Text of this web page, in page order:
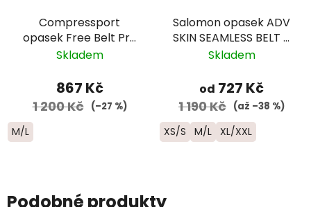
Compressport
opasek Free Belt Pro
- žlutá
Skladem
867 Kč
1 200 Kč (–27 %)
M/L
Salomon opasek ADV
SKIN SEAMLESS BELT –
černý
Skladem
od 727 Kč
1 190 Kč (až –38 %)
XS/S M/L XL/XXL
Podobné produkty